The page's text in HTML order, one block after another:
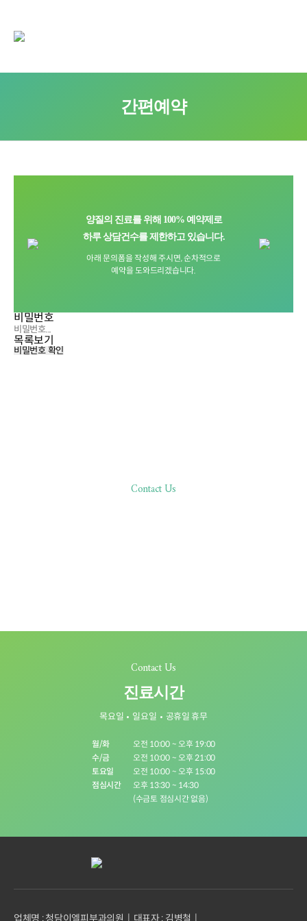
간편예약
양질의 진료를 위해 100% 예약제로
하루 상담건수를 제한하고 있습니다.
아래 문의폼을 작성해 주시면, 순차적으로
예약을 도와드리겠습니다.
비밀번호
목록보기
비밀번호 확인
Contact Us
Contact Us
진료시간
목요일 일요일 공휴일 휴무
월/화
오전 10:00 ~ 오후 19:00
수/금
오전 10:00 ~ 오후 21:00
토요일
오전 10:00 ~ 오후 15:00
점심시간
오후 13:30 ~ 14:30
(수금토 점심시간 없음)
업체명 : 청담이엘피부과의원 대표자 : 김병철